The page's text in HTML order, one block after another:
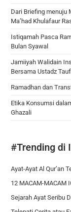
Dari Briefing menuju
Ma’had Khulafaur
Istiqamah Pasca
Bulan Syawal
Jamiiyah Walidain
Bersama Ustadz
Ramadhan dan
Etika Konsumsi
Ghazali
#Trending di
Ayat-Ayat Al Qur’an
12 MACAM-MACAM
Sejarah Ayat Seribu